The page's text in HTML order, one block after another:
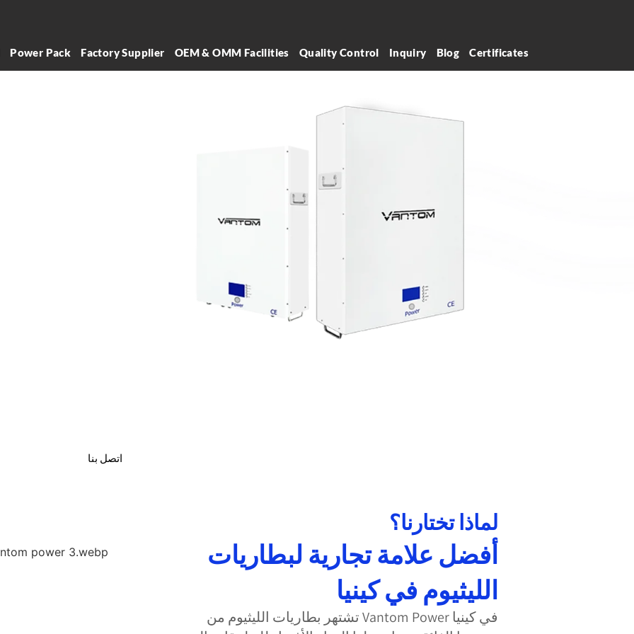
Power Pack Factory Supplier OEM & OMM Facilities Quality Control Inquiry Blog Certificates
اتصل بنا
لماذا تختارنا؟
أفضل علامة تجارية لبطاريات
الليثيوم في كينيا
تشتهر بطاريات الليثيوم من Vantom Power في كينيا